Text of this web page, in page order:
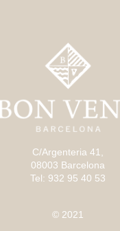
C/Argenteria 41,
08003 Barcelona
Tel: 932 95 40 53
© 2021